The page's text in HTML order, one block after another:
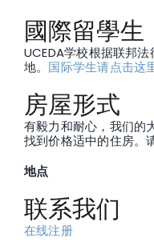
國際留學生
UCEDA学校根据联邦
地。 国际学生请点击这
房屋形式
有毅力和耐心，我们的
找到价格适中的住房。
地点
联系我们
在线注册